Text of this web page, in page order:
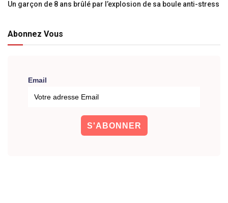
Un garçon de 8 ans brûlé par l’explosion de sa boule anti-stress
Abonnez Vous
Email